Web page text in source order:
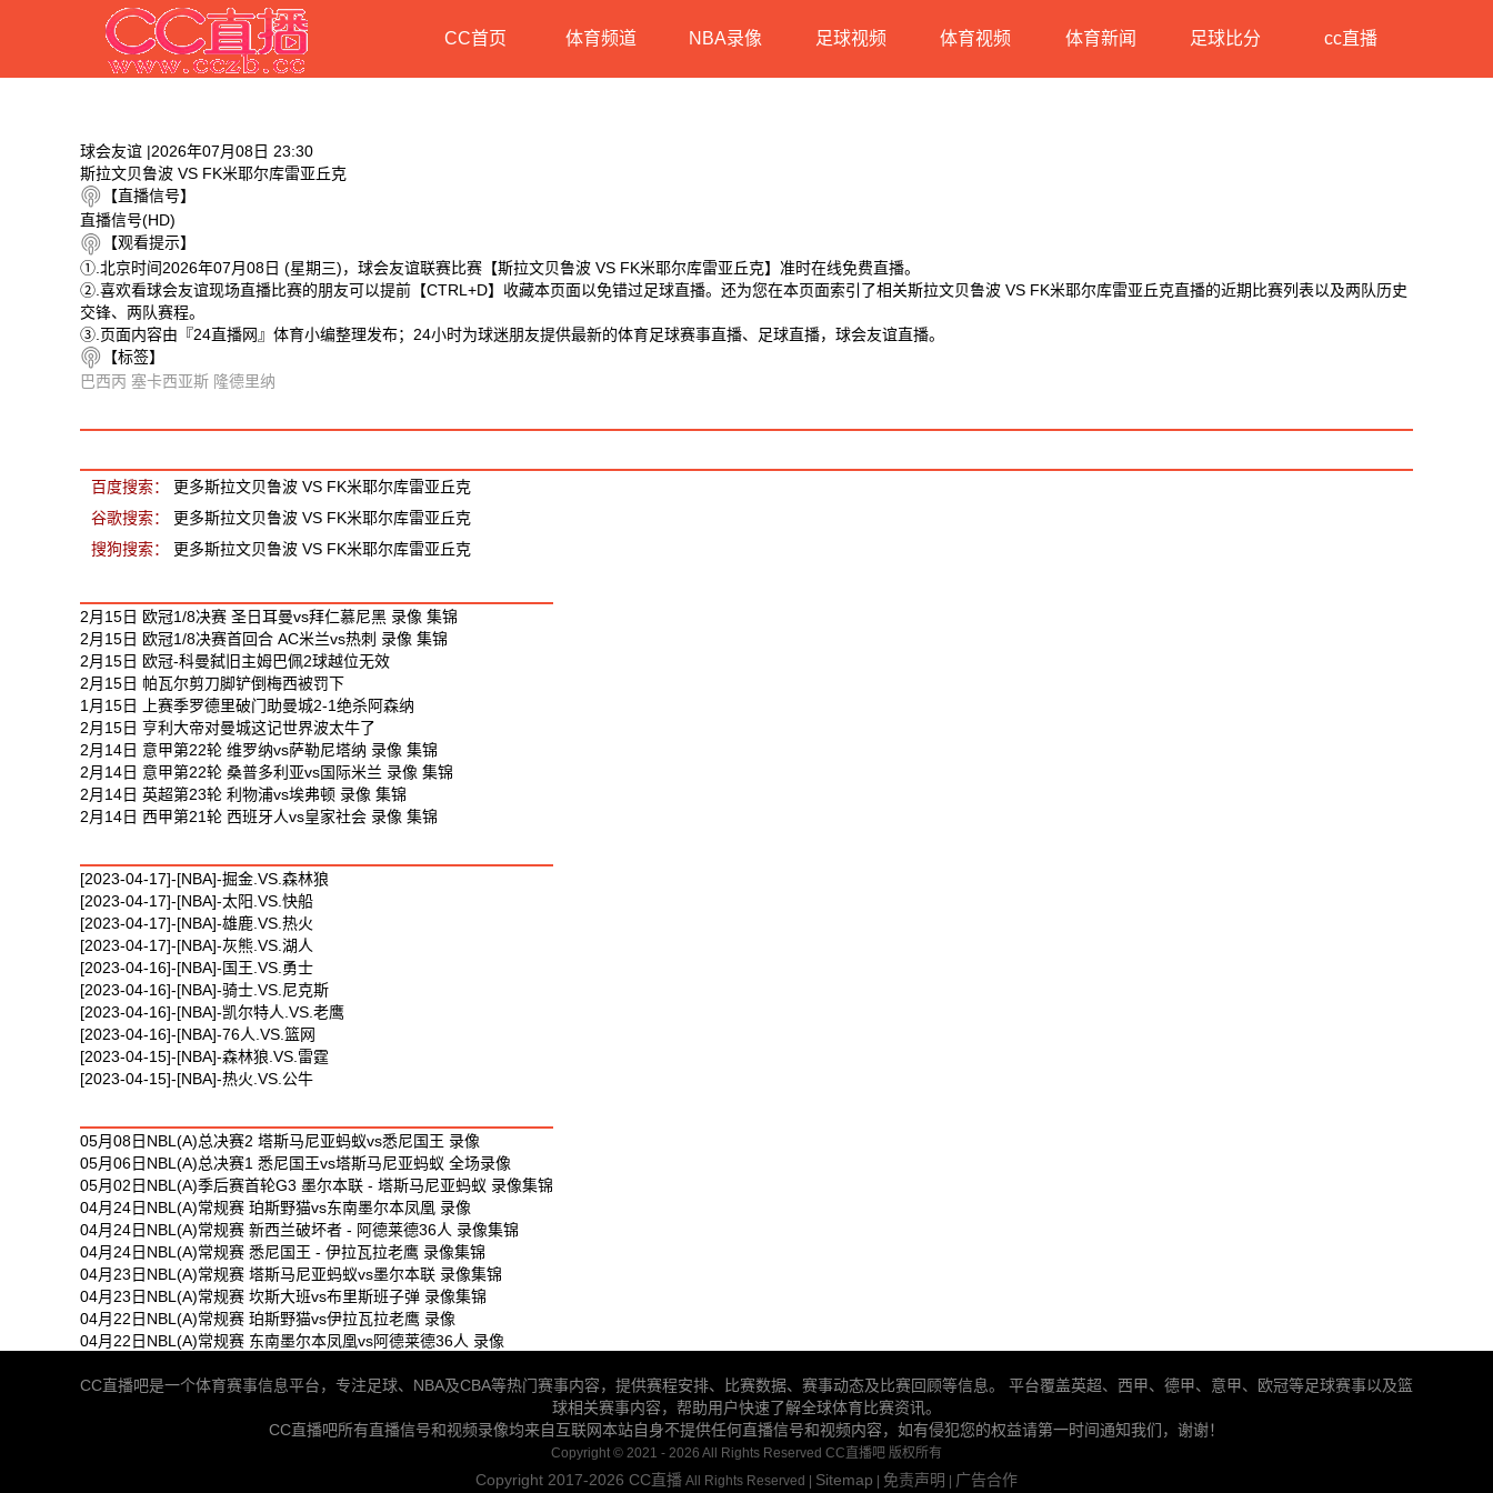
CC首页 体育频道 NBA录像 足球视频 体育视频 体育新闻 足球比分 cc直播
球会友谊 |2026年07月08日 23:30
斯拉文贝鲁波 VS FK米耶尔库雷亚丘克
【直播信号】
直播信号(HD)
【观看提示】
①.北京时间2026年07月08日 (星期三)，球会友谊联赛比赛【斯拉文贝鲁波 VS FK米耶尔库雷亚丘克】准时在线免费直播。
②.喜欢看球会友谊现场直播比赛的朋友可以提前【CTRL+D】收藏本页面以免错过足球直播。还为您在本页面索引了相关斯拉文贝鲁波 VS FK米耶尔库雷亚丘克直播的近期比赛列表以及两队历史
交锋、两队赛程。
③.页面内容由『24直播网』体育小编整理发布；24小时为球迷朋友提供最新的体育足球赛事直播、足球直播，球会友谊直播。
【标签】
巴西丙 塞卡西亚斯 隆德里纳
百度搜索：
更多斯拉文贝鲁波 VS FK米耶尔库雷亚丘克
谷歌搜索：
更多斯拉文贝鲁波 VS FK米耶尔库雷亚丘克
搜狗搜索：
更多斯拉文贝鲁波 VS FK米耶尔库雷亚丘克
2月15日 欧冠1/8决赛 圣日耳曼vs拜仁慕尼黑 录像 集锦
2月15日 欧冠1/8决赛首回合 AC米兰vs热刺 录像 集锦
2月15日 欧冠-科曼弑旧主姆巴佩2球越位无效
2月15日 帕瓦尔剪刀脚铲倒梅西被罚下
1月15日 上赛季罗德里破门助曼城2-1绝杀阿森纳
2月15日 亨利大帝对曼城这记世界波太牛了
2月14日 意甲第22轮 维罗纳vs萨勒尼塔纳 录像 集锦
2月14日 意甲第22轮 桑普多利亚vs国际米兰 录像 集锦
2月14日 英超第23轮 利物浦vs埃弗顿 录像 集锦
2月14日 西甲第21轮 西班牙人vs皇家社会 录像 集锦
[2023-04-17]-[NBA]-掘金.VS.森林狼
[2023-04-17]-[NBA]-太阳.VS.快船
[2023-04-17]-[NBA]-雄鹿.VS.热火
[2023-04-17]-[NBA]-灰熊.VS.湖人
[2023-04-16]-[NBA]-国王.VS.勇士
[2023-04-16]-[NBA]-骑士.VS.尼克斯
[2023-04-16]-[NBA]-凯尔特人.VS.老鹰
[2023-04-16]-[NBA]-76人.VS.篮网
[2023-04-15]-[NBA]-森林狼.VS.雷霆
[2023-04-15]-[NBA]-热火.VS.公牛
05月08日NBL(A)总决赛2 塔斯马尼亚蚂蚁vs悉尼国王 录像
05月06日NBL(A)总决赛1 悉尼国王vs塔斯马尼亚蚂蚁 全场录像
05月02日NBL(A)季后赛首轮G3 墨尔本联 - 塔斯马尼亚蚂蚁 录像集锦
04月24日NBL(A)常规赛 珀斯野猫vs东南墨尔本凤凰 录像
04月24日NBL(A)常规赛 新西兰破坏者 - 阿德莱德36人 录像集锦
04月24日NBL(A)常规赛 悉尼国王 - 伊拉瓦拉老鹰 录像集锦
04月23日NBL(A)常规赛 塔斯马尼亚蚂蚁vs墨尔本联 录像集锦
04月23日NBL(A)常规赛 坎斯大班vs布里斯班子弹 录像集锦
04月22日NBL(A)常规赛 珀斯野猫vs伊拉瓦拉老鹰 录像
04月22日NBL(A)常规赛 东南墨尔本凤凰vs阿德莱德36人 录像
CC直播吧是一个体育赛事信息平台，专注足球、NBA及CBA等热门赛事内容，提供赛程安排、比赛数据、赛事动态及比赛回顾等信息。 平台覆盖英超、西甲、德甲、意甲、欧冠等足球赛事以及篮
球相关赛事内容，帮助用户快速了解全球体育比赛资讯。
CC直播吧所有直播信号和视频录像均来自互联网本站自身不提供任何直播信号和视频内容，如有侵犯您的权益请第一时间通知我们，谢谢！
Copyright © 2021 - 2026 All Rights Reserved CC直播吧 版权所有
Copyright 2017-2026 CC直播 All Rights Reserved | Sitemap | 免责声明 | 广告合作